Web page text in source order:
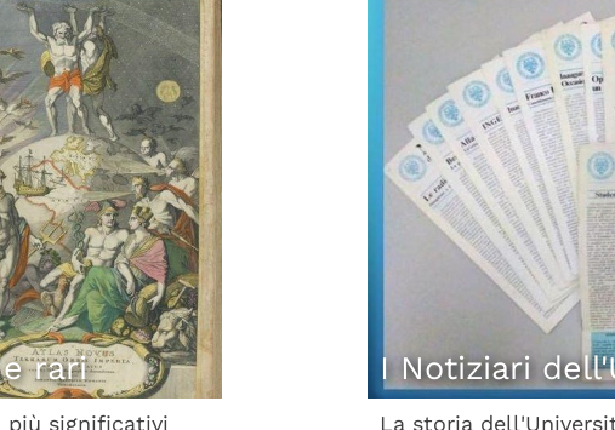
rari
più significativi
I Notiziari
La storia